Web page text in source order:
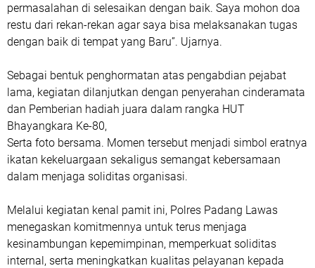
permasalahan di selesaikan dengan baik. Saya mohon doa
restu dari rekan-rekan agar saya bisa melaksanakan tugas
dengan baik di tempat yang Baru”. Ujarnya.
‎Sebagai bentuk penghormatan atas pengabdian pejabat
lama, kegiatan dilanjutkan dengan penyerahan cinderamata
dan Pemberian hadiah juara dalam rangka HUT
Bhayangkara Ke-80,
‎Serta foto bersama. Momen tersebut menjadi simbol eratnya
ikatan kekeluargaan sekaligus semangat kebersamaan
dalam menjaga soliditas organisasi.
Melalui kegiatan kenal pamit ini, Polres Padang Lawas
menegaskan komitmennya untuk terus menjaga
kesinambungan kepemimpinan, memperkuat soliditas
internal, serta meningkatkan kualitas pelayanan kepada